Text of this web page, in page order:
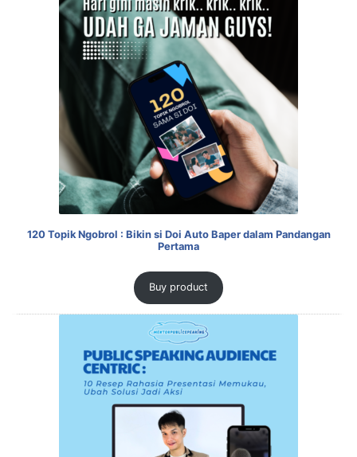
120 Topik Ngobrol : Bikin si Doi Auto Baper dalam Pandangan
Pertama
Buy product